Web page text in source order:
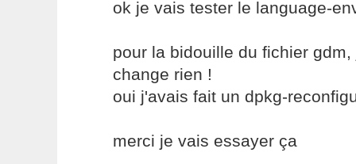
ok je vais tester le language-
pour la bidouille du fichier
change rien !
oui j'avais fait un dpkg-
merci je vais essayer ça